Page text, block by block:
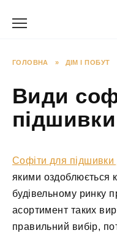
ГОЛОВНА » ДІМ І ПОБУТ
Види
підшивки
Софіти для підшивки
якими оздоблюється
будівельному ринку
асортимент таких
правильний вибір,